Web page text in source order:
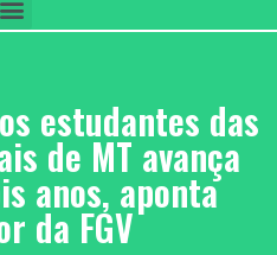
estudantes das
de MT avança
anos, aponta
da FGV